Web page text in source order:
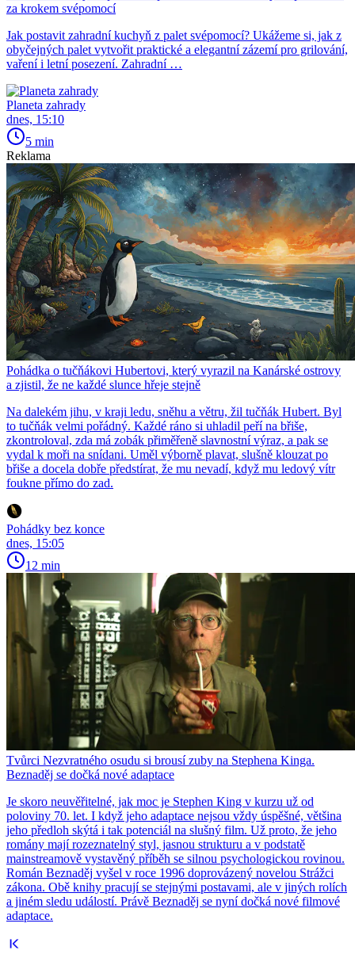
za krokem svépomocí
Jak postavit zahradní kuchyň z palet svépomocí? Ukážeme si, jak z
obyčejných palet vytvořit praktické a elegantní zázemí pro grilování,
vaření i letní posezení. Zahradní …
Planeta zahrady
dnes, 15:10
5 min
Reklama
Pohádka o tučňákovi Hubertovi, který vyrazil na Kanárské ostrovy
a zjistil, že ne každé slunce hřeje stejně
Na dalekém jihu, v kraji ledu, sněhu a větru, žil tučňák Hubert. Byl
to tučňák velmi pořádný. Každé ráno si uhladil peří na břiše,
zkontroloval, zda má zobák přiměřeně slavnostní výraz, a pak se
vydal k moři na snídani. Uměl výborně plavat, slušně klouzat po
břiše a docela dobře předstírat, že mu nevadí, když mu ledový vítr
foukne přímo do zad.
Pohádky bez konce
dnes, 15:05
12 min
Tvůrci Nezvratného osudu si brousí zuby na Stephena Kinga.
Beznaděj se dočká nové adaptace
Je skoro neuvěřitelné, jak moc je Stephen King v kurzu už od
poloviny 70. let. I když jeho adaptace nejsou vždy úspěšné, většina
jeho předloh skýtá i tak potenciál na slušný film. Už proto, že jeho
romány mají rozeznatelný styl, jasnou strukturu a v podstatě
mainstreamově vystavěný příběh se silnou psychologickou rovinou.
Román Beznaděj vyšel v roce 1996 doprovázený novelou Strážci
zákona. Obě knihy pracují se stejnými postavami, ale v jiných rolích
a jiném sledu událostí. Právě Beznaděj se nyní dočká nové filmové
adaptace.